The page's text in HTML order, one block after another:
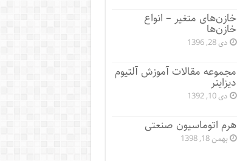
خازن‌های متغیر – انواع
خازن‌ها
دی 28, 1396
مجموعه مقالات آموزش آلتیوم
دیزاینر
دی 10, 1392
هرم اتوماسیون صنعتی
بهمن 18, 1398